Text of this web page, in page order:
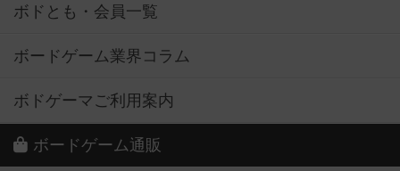
ボドとも・会員一覧
ボードゲーム業界コラム
ボドゲーマご利用案内
ボードゲーム通販